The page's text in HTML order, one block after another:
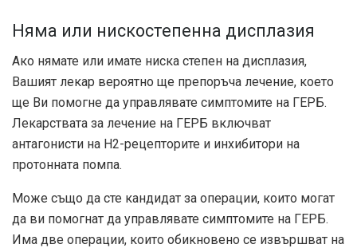
Няма или нискостепенна дисплазия
Ако нямате или имате ниска степен на дисплазия,
Вашият лекар вероятно ще препоръча лечение, което
ще Ви помогне да управлявате симптомите на ГЕРБ.
Лекарствата за лечение на ГЕРБ включват
антагонисти на Н2-рецепторите и инхибитори на
протонната помпа.
Може също да сте кандидат за операции, които могат
да ви помогнат да управлявате симптомите на ГЕРБ.
Има две операции, които обикновено се извършват на